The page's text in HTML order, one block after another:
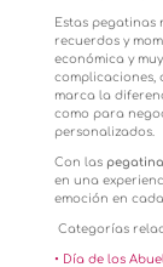
Estas pegatinas
recuerdos y
económica y
complicaciones,
marca la
como para
personalizados.
Con las
en una
emoción en
Categorías
• Día de los